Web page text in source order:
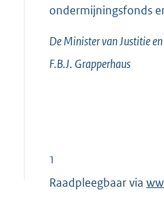
ondermijningsfonds
De Minister van Justitie
F.B.J. Grapperhaus
1
Raadpleegbaar via E